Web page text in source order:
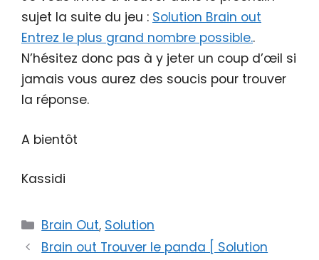
sujet la suite du jeu : Solution Brain out
Entrez le plus grand nombre possible..
N’hésitez donc pas à y jeter un coup d’œil si
jamais vous aurez des soucis pour trouver
la réponse.
A bientôt
Kassidi
Catégories
Brain Out, Solution
Brain out Trouver le panda [ Solution